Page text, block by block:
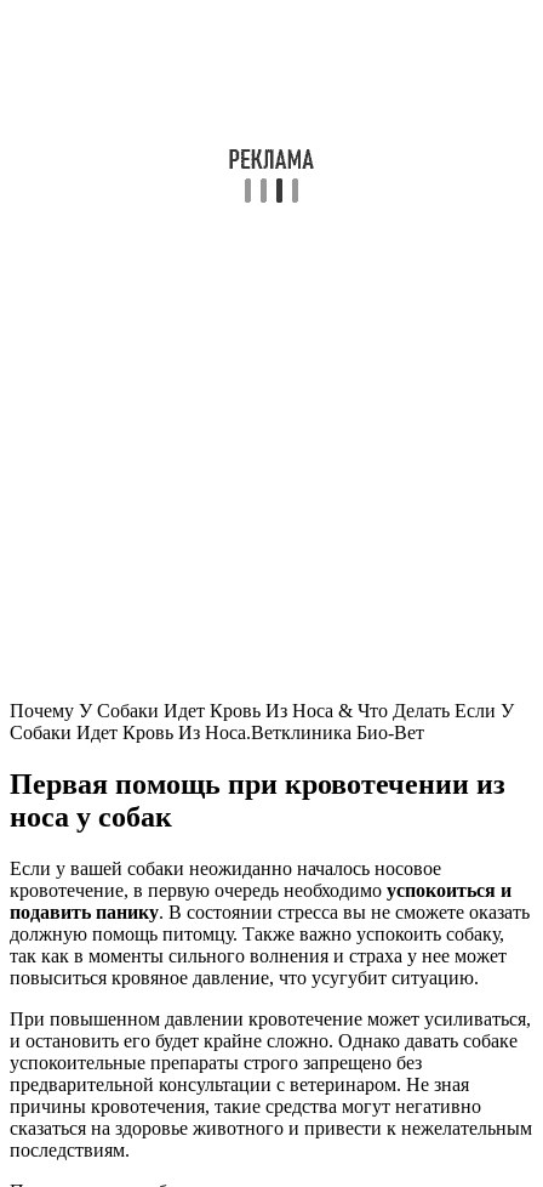
Почему У Собаки Идет Кровь Из Носа & Что Делать Если У
Собаки Идет Кровь Из Носа.Ветклиника Био-Вет
Первая помощь при кровотечении из
носа у собак
Если у вашей собаки неожиданно началось носовое
кровотечение, в первую очередь необходимо успокоиться и
подавить панику. В состоянии стресса вы не сможете оказать
должную помощь питомцу. Также важно успокоить собаку,
так как в моменты сильного волнения и страха у нее может
повыситься кровяное давление, что усугубит ситуацию.
При повышенном давлении кровотечение может усиливаться,
и остановить его будет крайне сложно. Однако давать собаке
успокоительные препараты строго запрещено без
предварительной консультации с ветеринаром. Не зная
причины кровотечения, такие средства могут негативно
сказаться на здоровье животного и привести к нежелательным
последствиям.